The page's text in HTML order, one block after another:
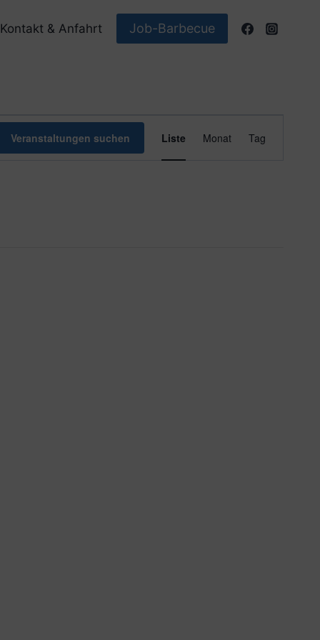
Kontakt & Anfahrt Job-Barbecue
Veranstaltungen suchen Liste Monat Tag